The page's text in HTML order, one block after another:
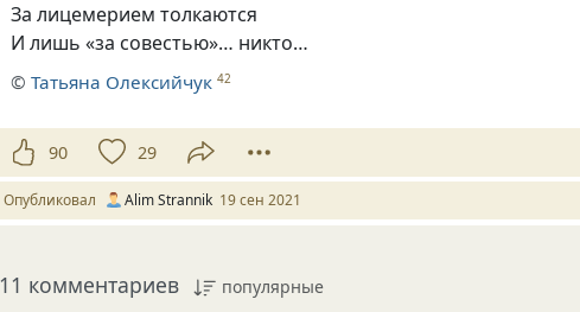
За лицемерием толкаются
И лишь «за совестью»… никто…
©Татьяна Олексийчук 42
90 29
Опубликовал Alim Strannik 19 сен 2021
11 комментариев популярные